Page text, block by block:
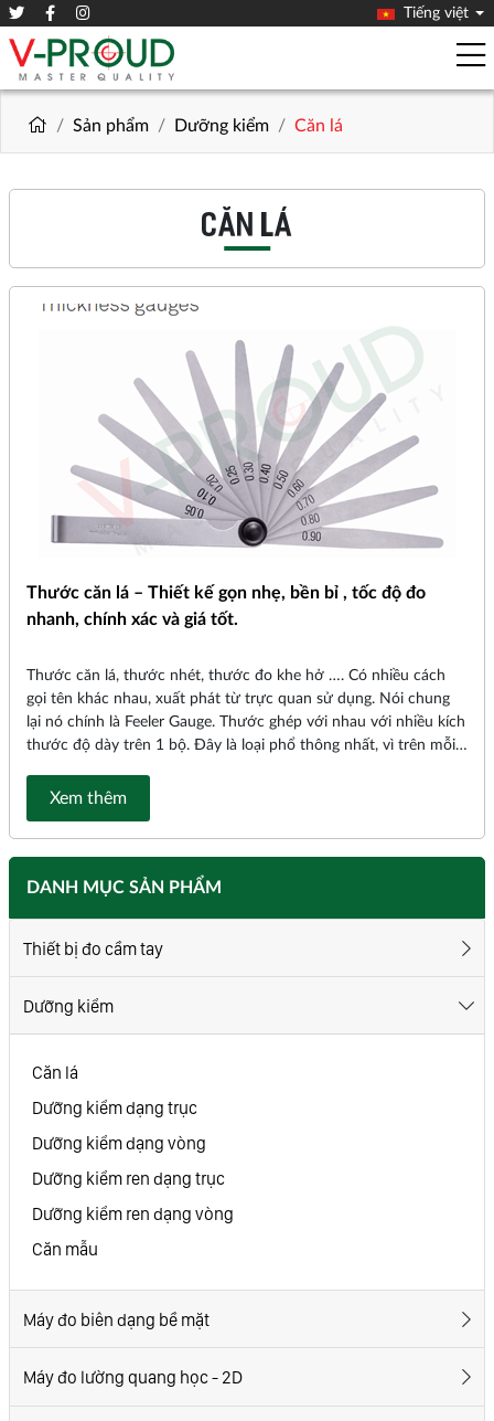
Tiếng việt
Sản phẩm Dưỡng kiểm Căn lá
DANH MỤC SẢN PHẨM
Thiết bị đo cầm tay
Dưỡng kiểm
Căn lá
Dưỡng kiểm dạng trục
Dưỡng kiểm dạng vòng
Dưỡng kiểm ren dạng trục
Dưỡng kiểm ren dạng vòng
Căn mẫu
Máy đo biên dạng bề mặt
Máy đo lường quang học - 2D
CĂN LÁ
Thước căn lá – Thiết kế gọn nhẹ, bền bỉ , tốc độ đo
nhanh, chính xác và giá tốt.
Thước căn lá, thước nhét, thước đo khe hở …. Có nhiều cách
gọi tên khác nhau, xuất phát từ trực quan sử dụng. Nói chung
lại nó chính là Feeler Gauge. Thước ghép với nhau với nhiều kích
thước độ dày trên 1 bộ. Đây là loại phổ thông nhất, vì trên mỗi
Xem thêm